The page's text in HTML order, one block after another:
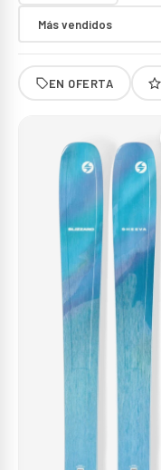
EN OFERTA